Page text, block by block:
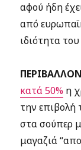
αφού ήδη
από
ιδιότητα
κατά 50% η
την επιβολή
στα σούπερ
μαγαζιά